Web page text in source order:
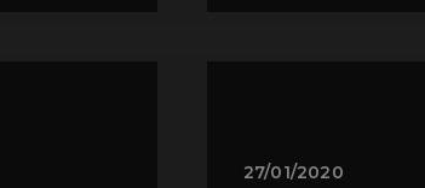
27/01/2020